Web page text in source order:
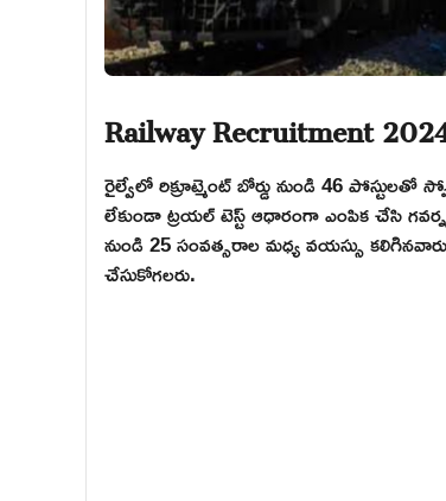
Railway Recruitment
రైల్వేలో రిక్రూట్మెంట్ బోర్డు నుండి 46 పోస్టులతో
లేకుండా ట్రయల్ టెస్ట్ ఆధారంగా ఎంపిక చేసి
నుండి 25 సంవత్సరాల మధ్య వయస్సు
చేసుకోగలరు.